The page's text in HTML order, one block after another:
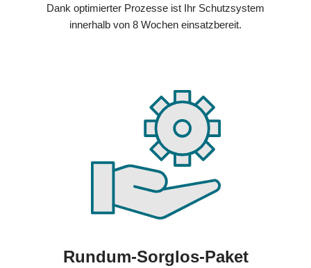
Dank optimierter Prozesse ist Ihr Schutzsystem
innerhalb von 8 Wochen einsatzbereit.
Rundum-Sorglos-Paket